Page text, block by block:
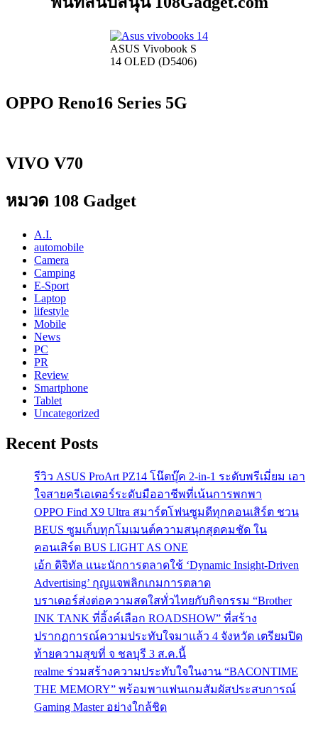
ASUS Vivobook S
14 OLED (D5406)
OPPO Reno16 Series 5G
VIVO V70
หมวด 108 Gadget
A.I.
automobile
Camera
Camping
E-Sport
Laptop
lifestyle
Mobile
News
PC
PR
Review
Smartphone
Tablet
Uncategorized
Recent Posts
รีวิว ASUS ProArt PZ14 โน๊ตบุ๊ค 2-in-1 ระดับพรีเมี่ยม เอา
ใจสายครีเอเตอร์ระดับมืออาชีพที่เน้นการพกพา
OPPO Find X9 Ultra สมาร์ตโฟนซูมดีทุกคอนเสิร์ต ชวน
BEUS ซูมเก็บทุกโมเมนต์ความสนุกสุดคมชัด ใน
คอนเสิร์ต BUS LIGHT AS ONE
เอ้ก ดิจิทัล แนะนักการตลาดใช้ ‘Dynamic Insight-Driven
Advertising’ กุญแจพลิกเกมการตลาด
บราเดอร์ส่งต่อความสดใสทั่วไทยกับกิจกรรม “Brother
INK TANK ที่อิ้งค์เลือก ROADSHOW” ที่สร้าง
ปรากฏการณ์ความประทับใจมาแล้ว 4 จังหวัด เตรียมปิด
ท้ายความสุขที่ จ ชลบุรี 3 ส.ค.นี้
realme ร่วมสร้างความประทับใจในงาน “BACONTIME
THE MEMORY” พร้อมพาแฟนเกมสัมผัสประสบการณ์
Gaming Master อย่างใกล้ชิด